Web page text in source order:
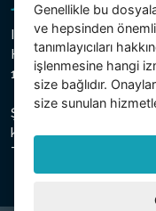
Intex Trading, s.r.o.
Hradecká 2526/3
130 00 Prag 3 - Çek
Şirket, Prag Belediye
kayıtlıdır.
Ticaret sicil numarası
Genellikle bu
ve hepsinden
tanımlayıcıları
işlenmesine hangi
size bağlıdır.
size sunulan